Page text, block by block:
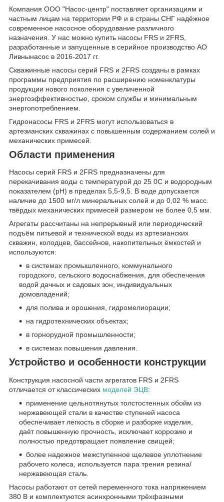
Компания ООО "Насос-центр" поставляет организациям и
частным лицам на территории РФ и в страны СНГ надёжное
современное насосное оборудование различного
назначения. У нас можно купить насосы FRS и 2FRS,
разработанные и запущенные в серийное производство АО
Ливнынасос в 2016-2017 гг.
Скважинные насосы серий FRS и 2FRS созданы в рамках
программы предприятия по расширению номенклатуры
продукции нового поколения с увеличенной
энергоэффективностью, сроком службы и минимальным
энергопотреблением.
Гидронасосы FRS и 2FRS могут использоваться в
артезианских скважинах с повышенным содержанием солей и
механических примесей.
Области применения
Насосы серий FRS и 2FRS предназначены для
перекачивания воды с температурой до 25 0С и водородным
показателем (рН) в пределах 5,5-9,5. В воде допускается
наличие до 1500 мг/л минеральных солей и до 0,02 % масс.
твёрдых механических примесей размером не более 0,5 мм.
Агрегаты рассчитаны на непрерывный или периодический
подъём питьевой и технической воды из артезианских
скважин, колодцев, бассейнов, накопительных ёмкостей и
используются:
в системах промышленного, коммунального
городского, сельского водоснабжения, для обеспечения
водой дачных и садовых зон, индивидуальных
домовладений;
для полива и орошения, гидромелиорации;
на гидротехнических объектах;
в горнорудной промышленности;
в системах повышения давления.
Устройство и особенности конструкции
Конструкция насосной части агрегатов FRS и 2FRS
отличается от классических моделей ЭЦВ:
применение цельнотянутых толстостенных обойм из
нержавеющей стали в качестве ступеней насоса
обеспечивает легкость в сборке и разборке изделия,
даёт повышенную прочность, исключает коррозию и
полностью предотвращает появление свищей;
более надежное межступенное щелевое уплотнение
рабочего колеса, используется пара трения резина/
нержавеющая сталь.
Насосы работают от сетей переменного тока напряжением
380 В и комплектуются асинхронными трёхфазными